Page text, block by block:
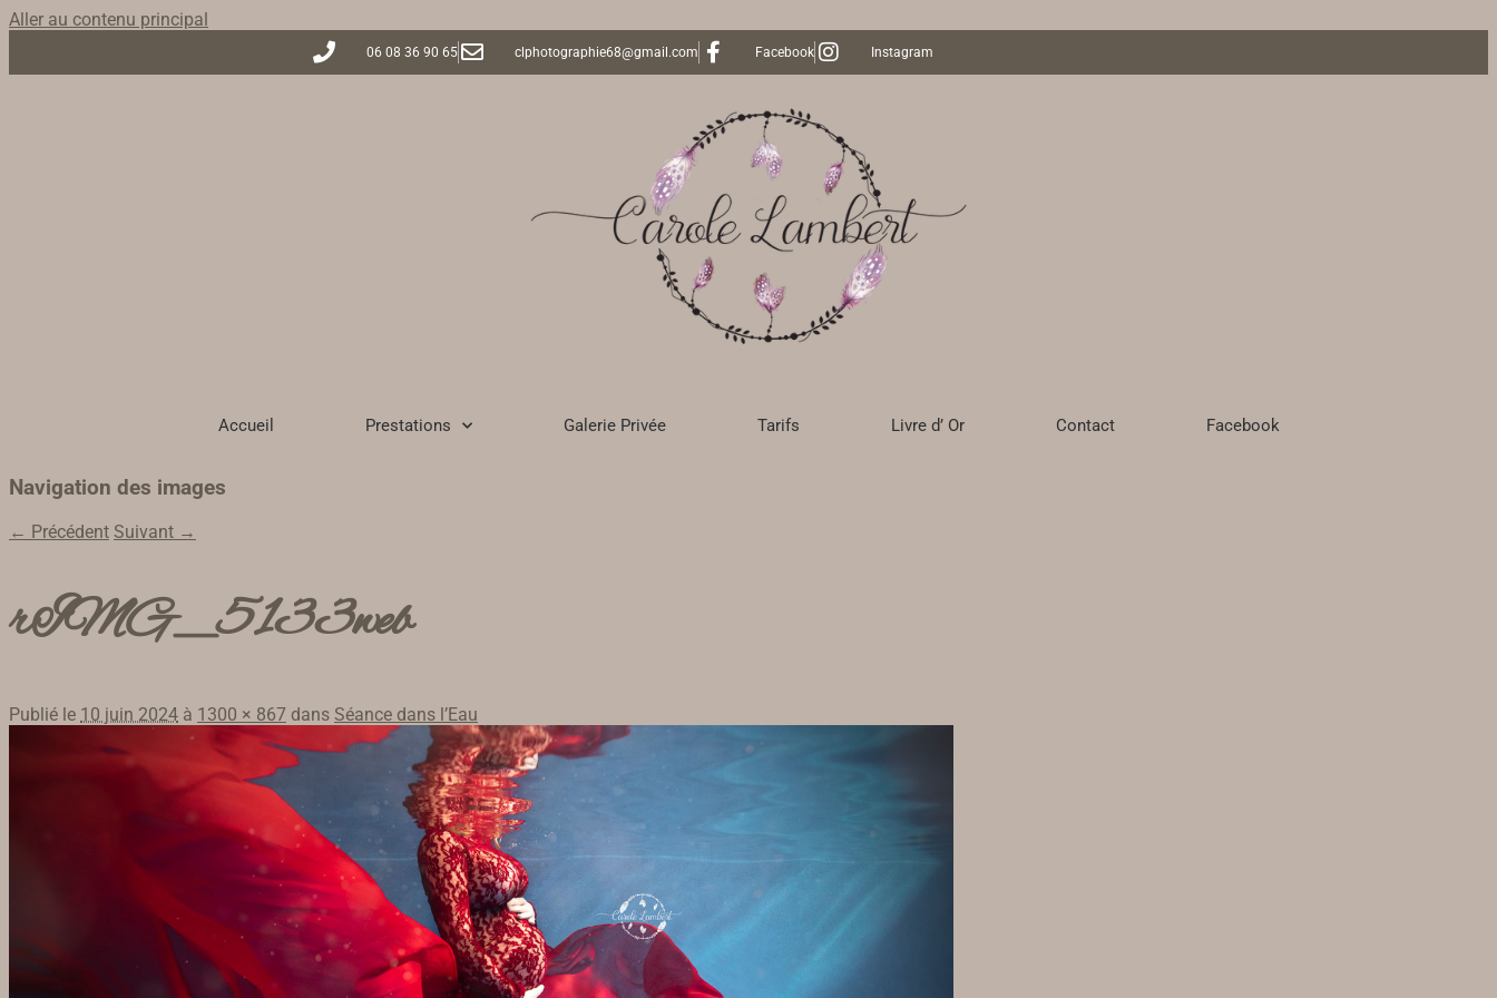
Aller au contenu principal
06 08 36 90 65 clphotographie68@gmail.com Facebook Instagram
Accueil Prestations Galerie Privée Tarifs Livre d’ Or Contact Facebook
Navigation des images
← Précédent Suivant →
rIMG_5133web
Publié le 10 juin 2024 à 1300 × 867 dans Séance dans l’Eau